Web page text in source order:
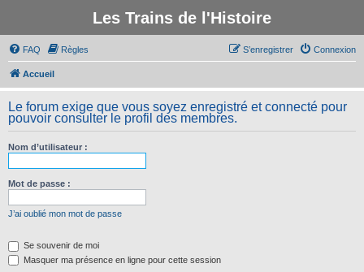
Les Trains de l'Histoire
FAQ Règles Connexion
S’enregistrer
Accueil
Le forum exige que vous soyez enregistré et connecté pour
pouvoir consulter le profil des membres.
Nom d’utilisateur :
Mot de passe :
J’ai oublié mon mot de passe
Se souvenir de moi
Masquer ma présence en ligne pour cette session